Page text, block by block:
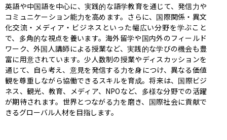
英語や中国語を中心に、実践的な語学教育を通じて、発信力や
コミュニケーション能力を高めます。さらに、国際関係・異文
化交流・メディア・ビジネスといった幅広い分野を学ぶこと
で、多角的な視点を養います。海外留学や国内外のフィールド
ワーク、外国人講師による授業など、実践的な学びの機会も豊
富に用意されています。少人数制の授業やディスカッションを
通じて、自ら考え、意見を発信する力を身につけ、異なる価値
観を尊重しながら協働できるスキルを育成。将来は、国際ビジ
ネス、観光、教育、メディア、NPOなど、多様な分野での活躍
が期待されます。世界とつながる力を磨き、国際社会に貢献で
きるグローバル人材を目指します。